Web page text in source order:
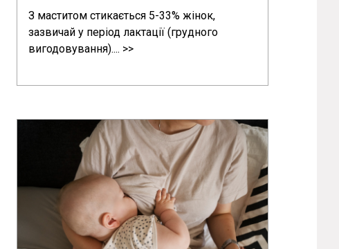
З маститом стикається 5-33% жінок,
зазвичай у період лактації (грудного
вигодовування).... >>